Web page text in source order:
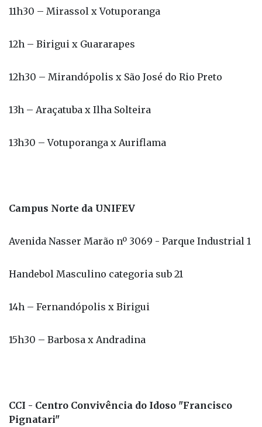
12h – Birigui x Guararapes
12h30 – Mirandópolis x São José do Rio Preto
13h – Araçatuba x Ilha Solteira
13h30 – Votuporanga x Auriflama
Avenida Nasser Marão nº 3069 - Parque Industrial 1
Handebol Masculino categoria sub 21
14h – Fernandópolis x Birigui
15h30 – Barbosa x Andradina
Rua Jucelino Kubitschek de Oliveira, 4236 - Vila